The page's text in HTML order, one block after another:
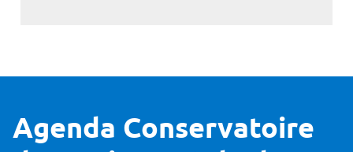
Agenda Conservatoire